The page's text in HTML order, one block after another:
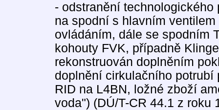
- odstranění
na spodní s hlavním
ovládáním, dále se spodním
kohouty FVK, případně
rekonstruován doplněním
doplnění cirkulačního potrubí
RID na L4BN, ložné zboží
voda") (DÚ/T-CR 44.1 z roku